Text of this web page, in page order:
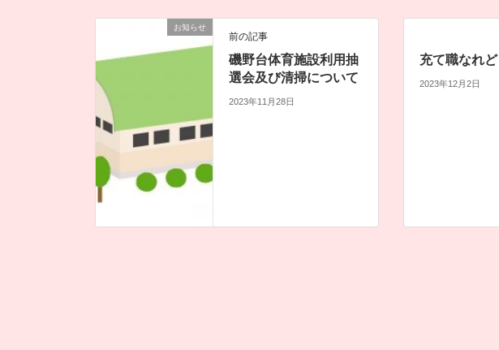
お知らせ
前の記事
磯野台体育施設利用抽
選会及び清掃について
2023年11月28日
充て職なれど
2023年12月2日